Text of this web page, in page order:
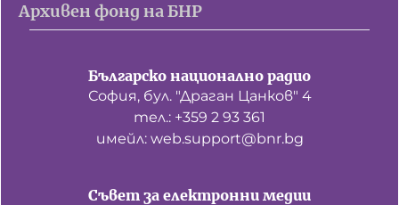
Архивен фонд на БНР
Българско национално радио
София, бул. "Драган Цанков" 4
тел.: +359 2 93 361
имейл: web.support@bnr.bg
Съвет за електронни медии